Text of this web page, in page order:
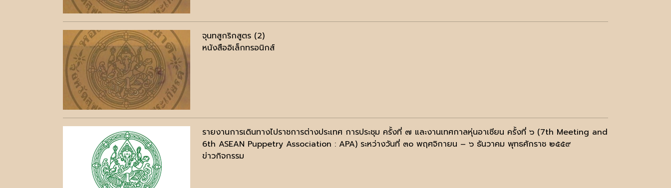
จุนทสูกริกสูตร (2)
หนังสืออิเล็กทรอนิกส์
รายงานการเดินทางไปราชการต่างประเทศ การประชุม ครั้งที่ ๗ และงานเทศกาลหุ่นอาเซียน ครั้งที่ ๖ (7th Meeting and
6th ASEAN Puppetry Association : APA) ระหว่างวันที่ ๓๐ พฤศจิกายน – ๖ ธันวาคม พุทธศักราช ๒๕๕๙
ข่าวกิจกรรม